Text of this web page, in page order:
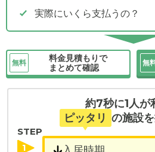
実際にいくら支払うの？
無料
料金見積もりで
まとめて確認
無
約7秒に1人が
ピッタリ の施設
STEP
1